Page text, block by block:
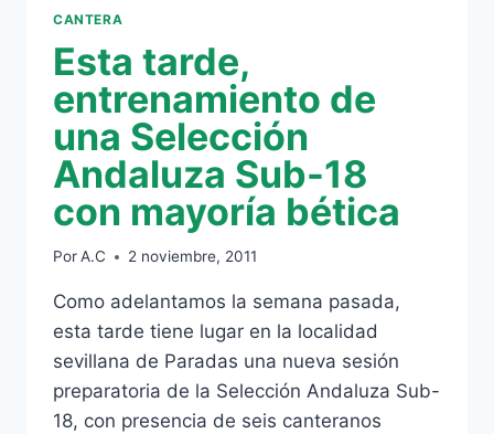
CANTERA
Esta tarde,
entrenamiento de
una Selección
Andaluza Sub-18
con mayoría bética
PorA.C 2 noviembre, 2011
Como adelantamos la semana pasada,
esta tarde tiene lugar en la localidad
sevillana de Paradas una nueva sesión
preparatoria de la Selección Andaluza Sub-
18, con presencia de seis canteranos